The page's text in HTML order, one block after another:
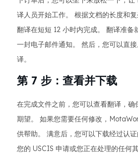
译人员开始工作。 根据文档的长度和
翻译在短短 12 小时内完成。 翻译准备
一封电子邮件通知。 然后，您可以直
译。
第 7 步：查看并下载
在完成文件之前，您可以查看翻译，确
期望。 如果您需要任何修改，
供帮助。 满意后，您可以下载经过认
您的 USCIS 申请或您正在处理的任何